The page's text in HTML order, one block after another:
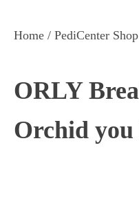
BE THERE
Home / PediCenter Shop
ORLY
Orchid